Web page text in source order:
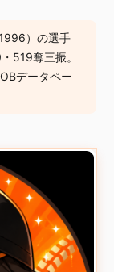
）の選手
519奪三振。
データペー